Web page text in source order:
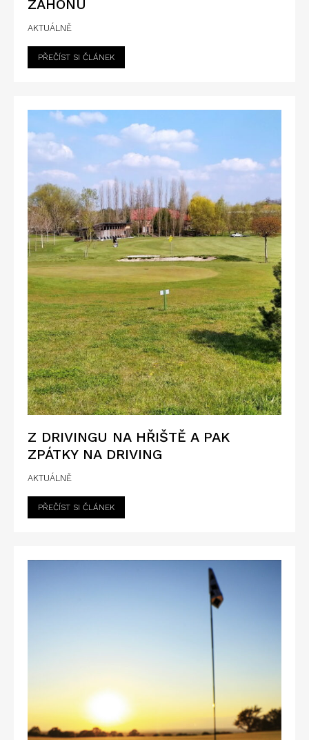
ZÁHONU
AKTUÁLNĚ
PŘEČÍST SI ČLÁNEK
Z DRIVINGU NA HŘIŠTĚ A PAK
ZPÁTKY NA DRIVING
AKTUÁLNĚ
PŘEČÍST SI ČLÁNEK